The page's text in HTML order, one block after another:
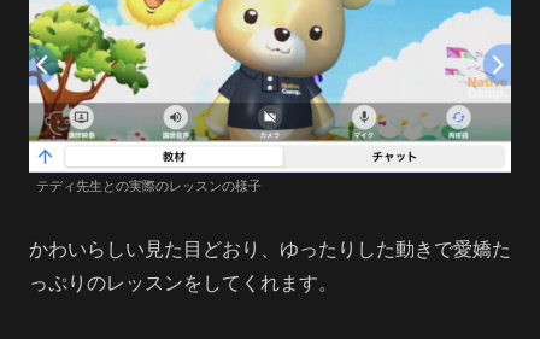
テディ先生との実際のレッスンの様子
かわいらしい見た目どおり、ゆったりした動きで愛嬌た
っぷりのレッスンをしてくれます。